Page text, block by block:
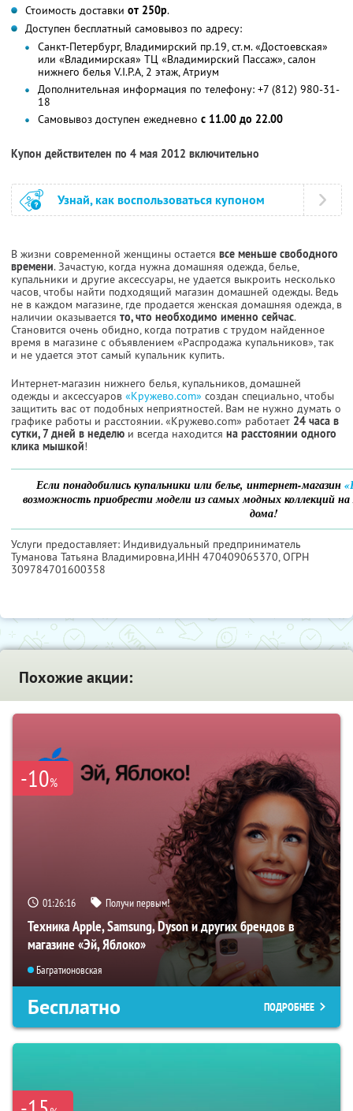
Стоимость доставки от 250р.
Доступен бесплатный самовывоз по адресу:
Санкт-Петербург, Владимирский пр.19, ст.м. «Достоевская»
или «Владимирская» ТЦ «Владимирский Пассаж», салон
нижнего белья V.I.P.A, 2 этаж, Атриум
Дополнительная информация по телефону: +7 (812) 980-31-
18
Самовывоз доступен ежедневно с 11.00 до 22.00
Купон действителен по 4 мая 2012 включительно
Узнай, как воспользоваться купоном
В жизни современной женщины остается все меньше свободного
времени. Зачастую, когда нужна домашняя одежда, белье,
купальники и другие аксессуары, не удается выкроить несколько
часов, чтобы найти подходящий магазин домашней одежды. Ведь
не в каждом магазине, где продается женская домашняя одежда, в
наличии оказывается то, что необходимо именно сейчас.
Становится очень обидно, когда потратив с трудом найденное
время в магазине с объявлением «Распродажа купальников», так
и не удается этот самый купальник купить.
Интернет-магазин нижнего белья, купальников, домашней
одежды и аксессуаров «Кружево.com» создан специально, чтобы
защитить вас от подобных неприятностей. Вам не нужно думать о
графике работы и расстоянии. «Кружево.com» работает 24 часа в
сутки, 7 дней в неделю и всегда находится на расстоянии одного
клика мышкой!
Если понадобились купальники или белье, интернет-магазин
возможность приобрести модели из самых модных коллекций на
дома!
Услуги предоставляет: Индивидуальный предприниматель
Туманова Татьяна Владимировна,ИНН 470409065370, ОГРН
309784701600358
Похожие акции:
-10%
01:26:15 Получи первым!
Техника Apple, Samsung, Dyson и других брендов в
магазине «Эй, Яблоко»
Багратионовская
Бесплатно ПОДРОБНЕЕ